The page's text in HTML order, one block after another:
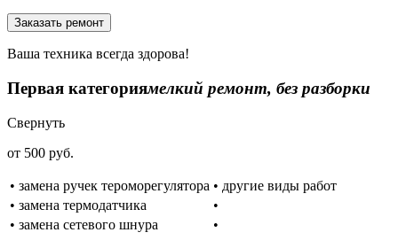
Заказать ремонт
Ваша техника всегда здорова!
Первая категориямелкий ремонт, без разборки
Свернуть
от 500 руб.
• замена ручек тероморегулятора • другие виды работ
• замена термодатчика
•
• замена сетевого шнура
•